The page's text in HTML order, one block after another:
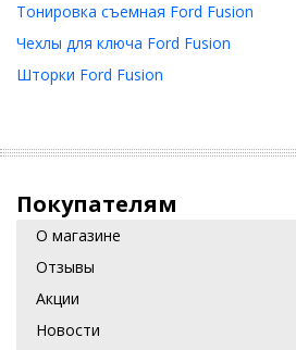
Тонировка съемная Ford Fusion
Чехлы для ключа Ford Fusion
Шторки Ford Fusion
Покупателям
О магазине
Отзывы
Акции
Новости